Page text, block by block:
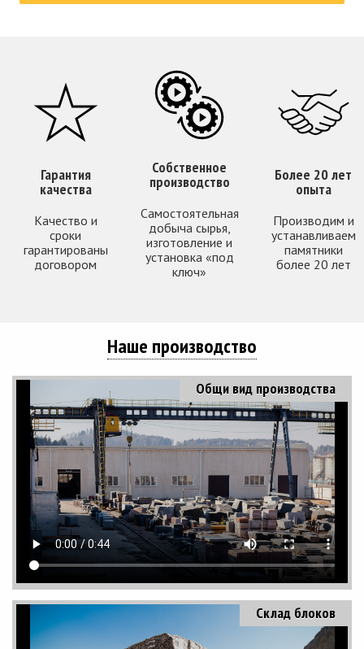
Гарантия
качества
Качество и
сроки
гарантированы
договором
Собственное
производство
Самостоятельная
добыча сырья,
изготовление и
установка «под
ключ»
Более 20 лет
опыта
Производим и
устанавливаем
памятники
более 20 лет
Наше производство
Общи вид производства
Склад блоков